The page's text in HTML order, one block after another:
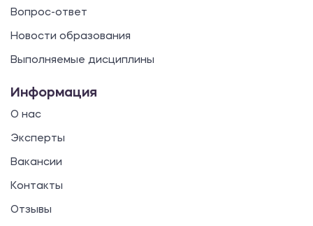
Вопрос-ответ
Новости образования
Выполняемые дисциплины
Информация
О нас
Эксперты
Вакансии
Контакты
Отзывы